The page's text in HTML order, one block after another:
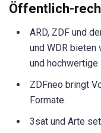
Öffentlich-
ARD, ZDF und
und WDR bieten
und hochwertige
ZDFneo bringt
Formate.
3sat und Arte